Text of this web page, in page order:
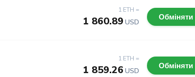
1 ETH =
1 860.89 USD
Обміняти
1 ETH =
1 859.26 USD
Обміняти